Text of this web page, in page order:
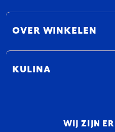
OVER WINKELEN
KULINA
WIJ ZIJN